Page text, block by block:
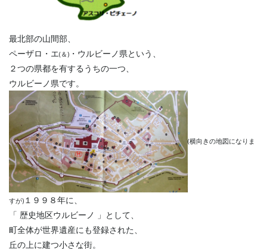
最北部の山間部、
ペーザロ・エ(＆) ・ウルビーノ県という、
２つの県都を有するうちの一つ、
ウルビーノ県です。
(横向きの地図になりま
すが) １９９８年に、
「 歴史地区ウルビーノ 」として、
町全体が世界遺産にも登録された、
丘の上に建つ小さな街。